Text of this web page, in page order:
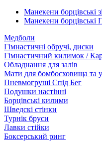
Манекени борцівські
Манекени
Медболи
Гімнастичні обручі, диски
Гімнастичний килимок /
Обладнання для залів
Мати для бомбосховища та
Пневмогруші Спід Бег
Подушки настінні
Борцівські килими
Шведскі стінки
Турнік бруси
Лавки стійки
Боксерський ринг